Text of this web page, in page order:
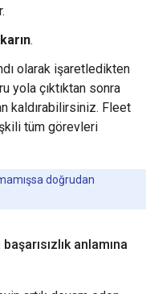
.
olarak işaretledikten
yola çıktıktan sonra
kaldırabilirsiniz. Fleet
tüm görevleri
doğrudan
anlamına